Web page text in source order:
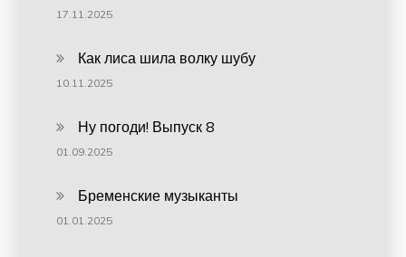
17.11.2025
Как лиса шила волку шубу
10.11.2025
Ну погоди! Выпуск 8
01.09.2025
Бременские музыканты
01.01.2025